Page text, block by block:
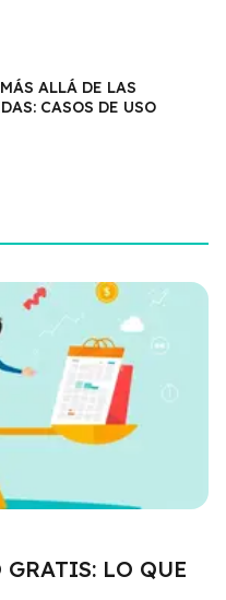
ALLÁ DE LAS
CASOS DE USO
LO QUE